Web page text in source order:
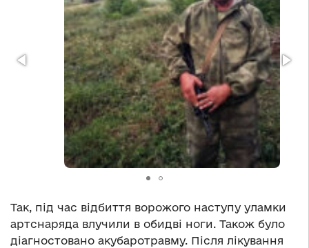
Так, під час відбиття ворожого наступу уламки
артснаряда влучили в обидві ноги. Також було
діагностовано акубаротравму. Після лікування